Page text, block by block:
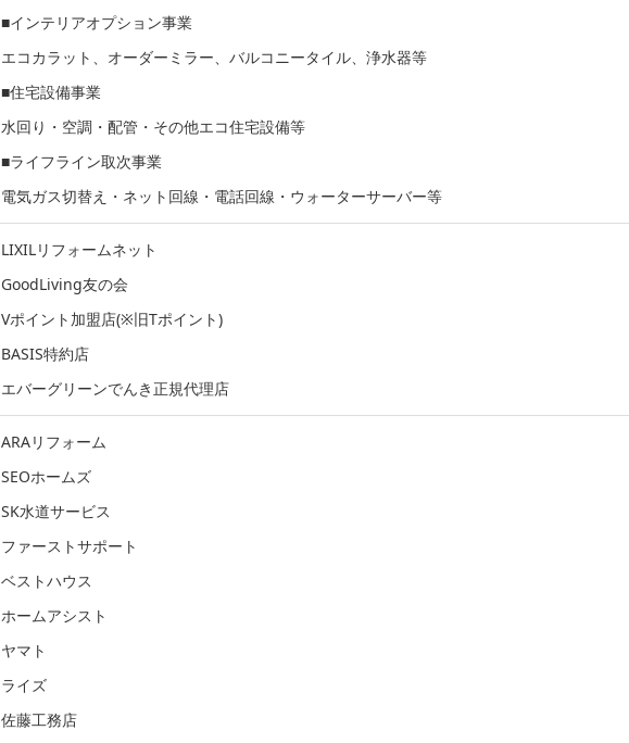
■インテリアオプション事業
エコカラット、オーダーミラー、バルコニータイル、浄水器等
■住宅設備事業
水回り・空調・配管・その他エコ住宅設備等
■ライフライン取次事業
電気ガス切替え・ネット回線・電話回線・ウォーターサーバー等
LIXILリフォームネット
GoodLiving友の会
Vポイント加盟店(※旧Tポイント)
BASIS特約店
エバーグリーンでんき正規代理店
ARAリフォーム
SEOホームズ
SK水道サービス
ファーストサポート
ベストハウス
ホームアシスト
ヤマト
ライズ
佐藤工務店